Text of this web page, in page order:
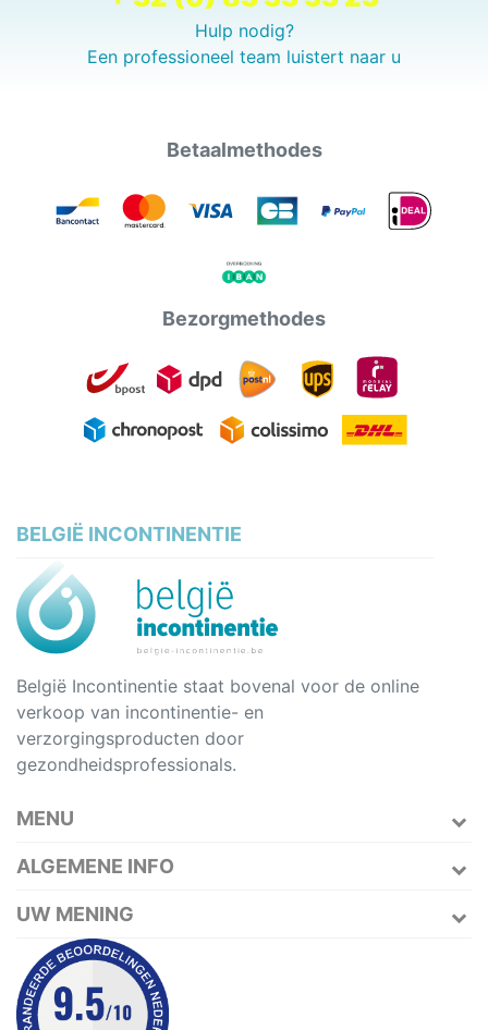
Hulp nodig?
Een professioneel team luistert naar u
Betaalmethodes
Bezorgmethodes
BELGIË INCONTINENTIE
België Incontinentie staat bovenal voor de online
verkoop van incontinentie- en
verzorgingsproducten door
gezondheidsprofessionals.
MENU
ALGEMENE INFO
UW MENING